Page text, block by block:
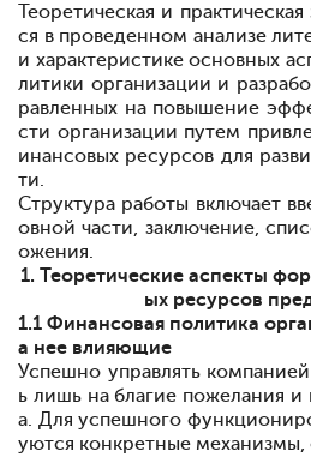
Теоретическая и
ся в проведенном анализе
и характеристике основных
литики организации и
равленных на повышение
сти организации путем
инансовых ресурсов для
ти.
Структура работы включает
овной части, заключение,
ожения.
1. Теоретические аспекты
ых ресурсов
1.1 Финансовая политика
а нее влияющие
Успешно управлять
ь лишь на благие пожелания
а. Для успешного
уются конкретные